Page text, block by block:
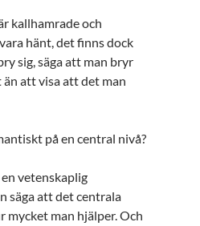
kallhamrade och
hänt, det finns dock
sig, säga att man bryr
att visa att det man
på en central nivå?
vetenskaplig
säga att det centrala
man hjälper. Och